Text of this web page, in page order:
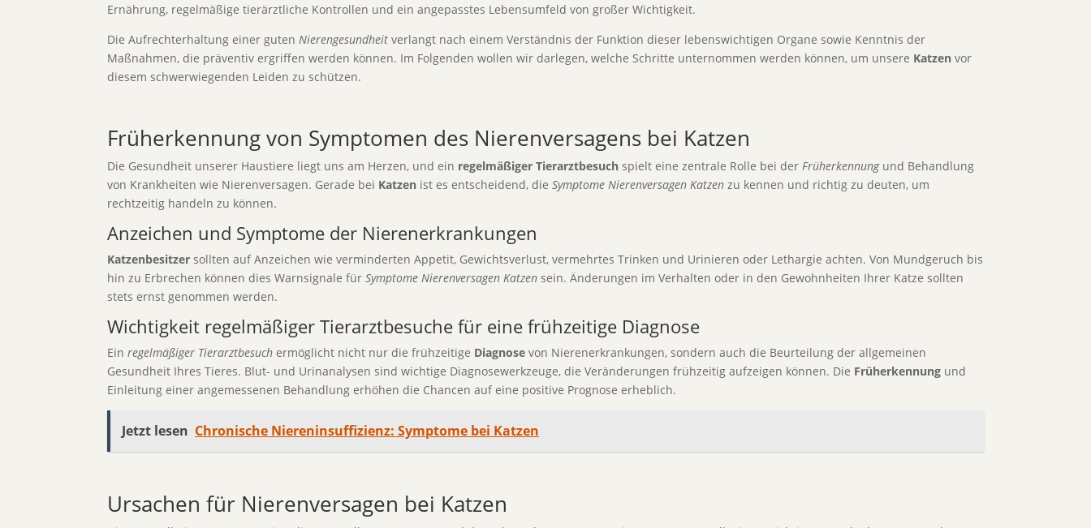
Ernährung, regelmäßige tierärztliche Kontrollen und ein angepasstes Lebensumfeld von großer Wichtigkeit.
Die Aufrechterhaltung einer guten Nierengesundheit verlangt nach einem Verständnis der Funktion dieser lebenswichtigen Organe sowie Kenntnis der
Maßnahmen, die präventiv ergriffen werden können. Im Folgenden wollen wir darlegen, welche Schritte unternommen werden können, um unsere Katzen vor
diesem schwerwiegenden Leiden zu schützen.
Früherkennung von Symptomen des Nierenversagens bei Katzen
Die Gesundheit unserer Haustiere liegt uns am Herzen, und ein regelmäßiger Tierarztbesuch spielt eine zentrale Rolle bei der Früherkennungund Behandlung
von Krankheiten wie Nierenversagen. Gerade bei Katzen ist es entscheidend, die Symptome Nierenversagen Katzen zu kennen und richtig zu deuten, um
rechtzeitig handeln zu können.
Anzeichen und Symptome der Nierenerkrankungen
Katzenbesitzer sollten auf Anzeichen wie verminderten Appetit, Gewichtsverlust, vermehrtes Trinken und Urinieren oder Lethargie achten. Von Mundgeruch bis
hin zu Erbrechen können dies Warnsignale für Symptome Nierenversagen Katzen sein. Änderungen im Verhalten oder in den Gewohnheiten Ihrer Katze sollten
stets ernst genommen werden.
Wichtigkeit regelmäßiger Tierarztbesuche für eine frühzeitige Diagnose
Ein regelmäßiger Tierarztbesuch ermöglicht nicht nur die frühzeitige Diagnose von Nierenerkrankungen, sondern auch die Beurteilung der allgemeinen
Gesundheit Ihres Tieres. Blut- und Urinanalysen sind wichtige Diagnosewerkzeuge, die Veränderungen frühzeitig aufzeigen können. Die Früherkennung und
Einleitung einer angemessenen Behandlung erhöhen die Chancen auf eine positive Prognose erheblich.
Jetzt lesen Chronische Niereninsuffizienz: Symptome bei Katzen
Ursachen für Nierenversagen bei Katzen